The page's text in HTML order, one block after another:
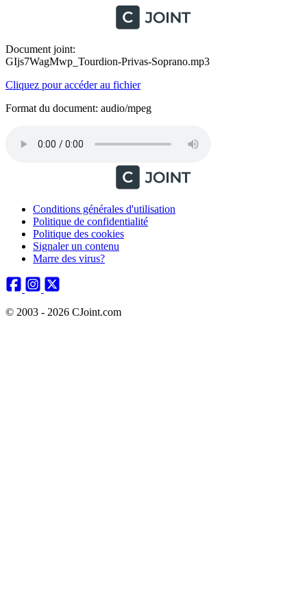
Document joint:
GIjs7WagMwp_Tourdion-Privas-Soprano.mp3
Cliquez pour accéder au fichier
Format du document: audio/mpeg
Conditions générales d'utilisation
Politique de confidentialité
Politique des cookies
Signaler un contenu
Marre des virus?
© 2003 - 2026 CJoint.com